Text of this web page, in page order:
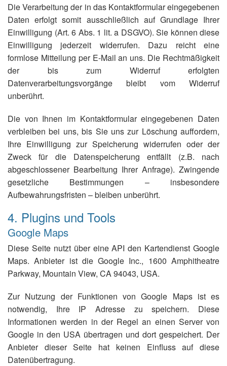
Die Verarbeitung der in das Kontaktformular eingegebenen
Daten erfolgt somit ausschließlich auf Grundlage Ihrer
Einwilligung (Art. 6 Abs. 1 lit. a DSGVO). Sie können diese
Einwilligung jederzeit widerrufen. Dazu reicht eine
formlose Mitteilung per E-Mail an uns. Die Rechtmäßigkeit
der bis zum Widerruf erfolgten
Datenverarbeitungsvorgänge bleibt vom Widerruf
unberührt.
Die von Ihnen im Kontaktformular eingegebenen Daten
verbleiben bei uns, bis Sie uns zur Löschung auffordern,
Ihre Einwilligung zur Speicherung widerrufen oder der
Zweck für die Datenspeicherung entfällt (z.B. nach
abgeschlossener Bearbeitung Ihrer Anfrage). Zwingende
gesetzliche Bestimmungen – insbesondere
Aufbewahrungsfristen – bleiben unberührt.
4. Plugins und Tools
Google Maps
Diese Seite nutzt über eine API den Kartendienst Google
Maps. Anbieter ist die Google Inc., 1600 Amphitheatre
Parkway, Mountain View, CA 94043, USA.
Zur Nutzung der Funktionen von Google Maps ist es
notwendig, Ihre IP Adresse zu speichern. Diese
Informationen werden in der Regel an einen Server von
Google in den USA übertragen und dort gespeichert. Der
Anbieter dieser Seite hat keinen Einfluss auf diese
Datenübertragung.